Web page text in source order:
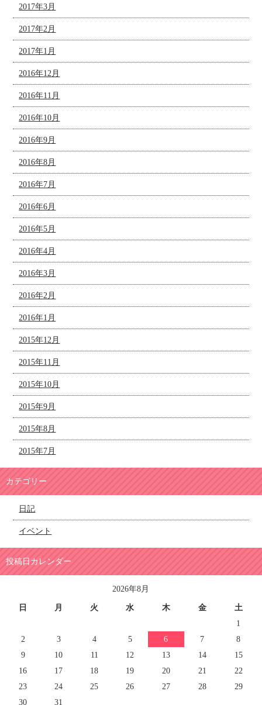
2017年3月
2017年2月
2017年1月
2016年12月
2016年11月
2016年10月
2016年9月
2016年8月
2016年7月
2016年6月
2016年5月
2016年4月
2016年3月
2016年2月
2016年1月
2015年12月
2015年11月
2015年10月
2015年9月
2015年8月
2015年7月
カテゴリー
日記
イベント
投稿日カレンダー
2026年8月
日 月 火 水 木 金
土
1
2
3 4 5 6 7
8
9
10 11 12 13 14
15
16
17 18 19 20 21
22
23
24 25 26 27 28
29
30
31